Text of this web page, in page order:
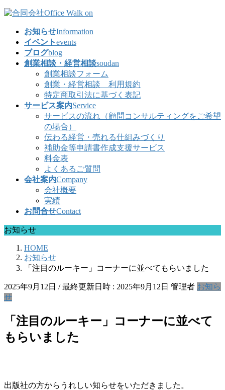
コ
ナ
お知らせInformation
イベントevents
ブログblog
創業相談・経営相談soudan
創業相談フォーム
創業・経営相談 利用規約
特定商取引法に基づく表記
サービス案内Service
サービスの流れ（顧問コンサルティングをご希望
の場合）
伝わる経営・売れる仕組みづくり
補助金等申請書作成支援サービス
料金表
よくあるご質問
会社案内Company
会社概要
実績
お問合せContact
お知らせ
HOME
お知らせ
「注目のルーキー」コーナーに並べてもらいました
2025年9月12日 / 最終更新日時 : 2025年9月12日 管理者 お知ら
せ
「注目のルーキー」コーナーに並べて
もらいました
出版社の方からうれしい知らせをいただきました。